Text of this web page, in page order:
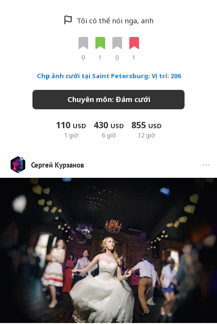
Tôi có thể nói nga, anh
0 1 0 1
Chụp ảnh cưới tại Saint Petersburg: Vị trí: 206
Chuyên môn: Đám cưới
110 USD
1 giờ
430 USD
6 giờ
855 USD
12 giờ
Сергей Курзанов